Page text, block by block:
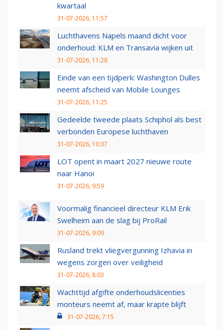
kwartaal
31-07-2026, 11:57
Luchthavens Napels maand dicht voor
onderhoud: KLM en Transavia wijken uit
31-07-2026, 11:28
Einde van een tijdperk: Washington Dulles
neemt afscheid van Mobile Lounges
31-07-2026, 11:25
Gedeelde tweede plaats Schiphol als best
verbonden Europese luchthaven
31-07-2026, 10:37
LOT opent in maart 2027 nieuwe route
naar Hanoi
31-07-2026, 9:59
Voormalig financieel directeur KLM Erik
Swelheim aan de slag bij ProRail
31-07-2026, 9:09
Rusland trekt vliegvergunning Izhavia in
wegens zorgen over veiligheid
31-07-2026, 8:03
Wachttijd afgifte onderhoudslicenties
monteurs neemt af, maar krapte blijft
31-07-2026, 7:15